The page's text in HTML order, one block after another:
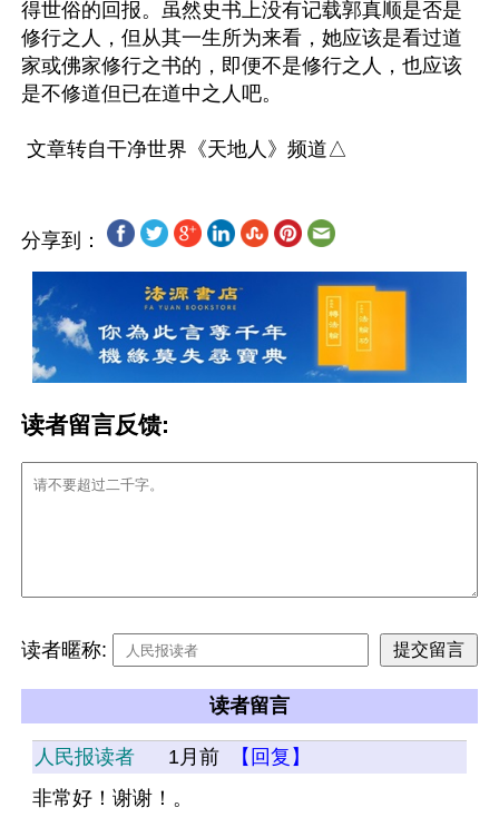
得世俗的回报。虽然史书上没有记载郭真顺是否是
修行之人，但从其一生所为来看，她应该是看过道
家或佛家修行之书的，即便不是修行之人，也应该
是不修道但已在道中之人吧。
分享到：
读者留言反馈:
读者暱称:
读者留言
人民报读者 1月前
【回复】
非常好！谢谢！。